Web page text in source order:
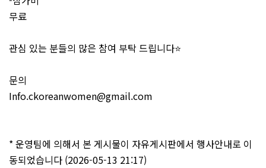
무료
관심 있는 분들의 많은 참여 부탁 드립니다⭐️
문의
Info.ckoreanwomen@gmail.com
* 운영팀에 의해서 본 게시물이 자유게시판에서 행사안내로 이
동되었습니다 (2026-05-13 21:17)